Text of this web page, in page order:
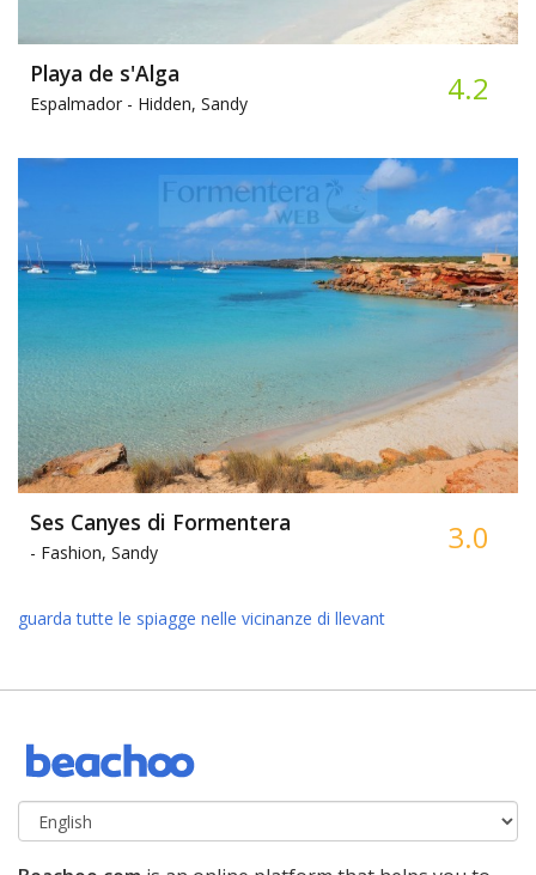
Playa de s'Alga
Espalmador - Hidden, Sandy 4.2
Ses Canyes di Formentera
- Fashion, Sandy 3.0
guarda tutte le spiagge nelle vicinanze di llevant